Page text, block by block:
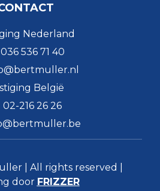
Nederland
036 536 71 40
België
02-216 26 26
| All rights reserved |
door FRIZZER